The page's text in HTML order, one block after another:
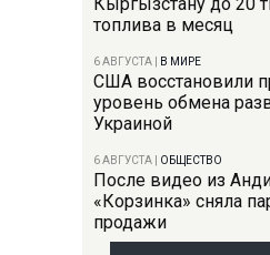
топлива в месяц
6 АВГУСТА В МИРЕ
США восстановили
уровень обмена
Украиной
6 АВГУСТА ОБЩЕСТВО
После видео из
«Корзинка» сняла
продажи